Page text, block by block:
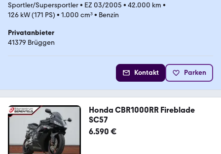
Sportler/Supersportler• EZ 03/2005 • 42.000 km •
126 kW (171 PS) • 1.000 cm³• Benzin
Privatanbieter
41379 Brüggen
Kontakt Parken
Honda CBR1000RR Fireblade
SC57
6.590 €